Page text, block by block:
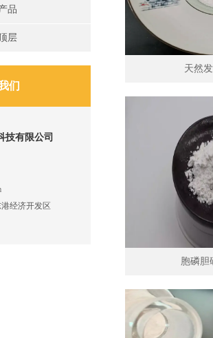
品
层
们
技有限公司
经济开发区
天然
胞磷胆